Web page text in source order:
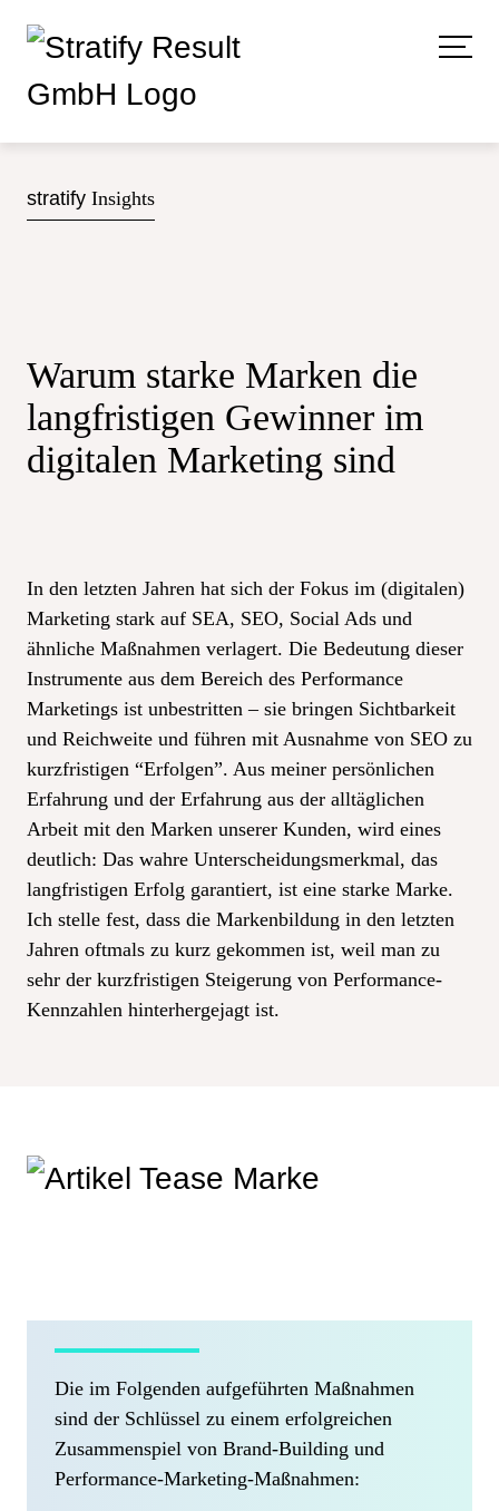
stratify Insights
Warum starke Marken die
langfristigen Gewinner im
digitalen Marketing sind
In den letzten Jahren hat sich der Fokus im (digitalen)
Marketing stark auf SEA, SEO, Social Ads und
ähnliche Maßnahmen verlagert. Die Bedeutung dieser
Instrumente aus dem Bereich des Performance
Marketings ist unbestritten – sie bringen Sichtbarkeit
und Reichweite und führen mit Ausnahme von SEO zu
kurzfristigen “Erfolgen”. Aus meiner persönlichen
Erfahrung und der Erfahrung aus der alltäglichen
Arbeit mit den Marken unserer Kunden, wird eines
deutlich: Das wahre Unterscheidungsmerkmal, das
langfristigen Erfolg garantiert, ist eine starke Marke.
Ich stelle fest, dass die Markenbildung in den letzten
Jahren oftmals zu kurz gekommen ist, weil man zu
sehr der kurzfristigen Steigerung von Performance-
Kennzahlen hinterhergejagt ist.
Die im Folgenden aufgeführten Maßnahmen
sind der Schlüssel zu einem erfolgreichen
Zusammenspiel von Brand-Building und
Performance-Marketing-Maßnahmen: